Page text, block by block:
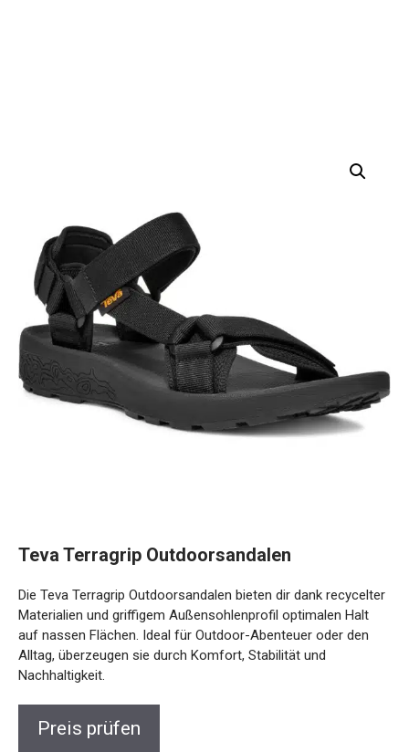
Teva Terragrip Outdoorsandalen
Die Teva Terragrip Outdoorsandalen bieten dir dank
recycelter Materialien und griffigem Außensohlenprofil
optimalen Halt auf nassen Flächen. Ideal für Outdoor-
Abenteuer oder den Alltag, überzeugen sie durch Komfort,
Stabilität und Nachhaltigkeit.
Preis prüfen